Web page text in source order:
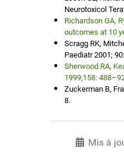
Neurotoxicol
Richardson GA,
outcomes at 10
Scragg RK,
Paediatr 2001;
Sherwood RA,
1999;158:
Zuckerman B,
8.
Mis à